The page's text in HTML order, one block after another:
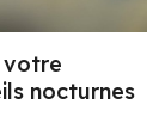
votre
nocturnes